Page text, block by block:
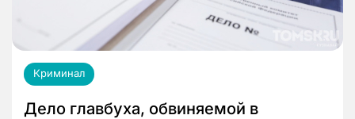
Криминал
Дело главбуха, обвиняемой в